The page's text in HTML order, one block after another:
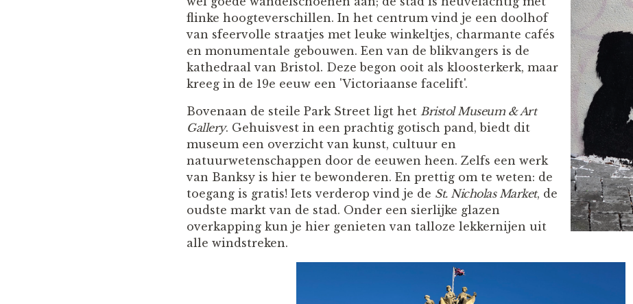
flinke hoogteverschillen. In het centrum vind je een doolhof
van sfeervolle straatjes met leuke winkeltjes, charmante cafés
en monumentale gebouwen. Een van de blikvangers is de
kathedraal van Bristol. Deze begon ooit als kloosterkerk, maar
kreeg in de 19e eeuw een 'Victoriaanse facelift'.
Bovenaan de steile Park Street ligt het Bristol Museum & Art
Gallery. Gehuisvest in een prachtig gotisch pand, biedt dit
museum een overzicht van kunst, cultuur en
natuurwetenschappen door de eeuwen heen. Zelfs een werk
van Banksy is hier te bewonderen. En prettig om te weten: de
toegang is gratis! Iets verderop vind je de St. Nicholas Market, de
oudste markt van de stad. Onder een sierlijke glazen
overkapping kun je hier genieten van talloze lekkernijen uit
alle windstreken.